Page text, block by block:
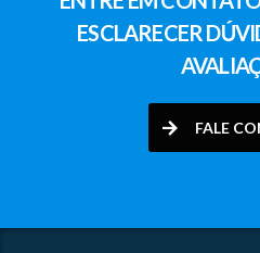
ESCLARECER
FALE